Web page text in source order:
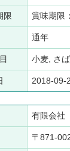
限 賞味期限
通年
小麦, さ
2018-09-
有限会社
〒871-